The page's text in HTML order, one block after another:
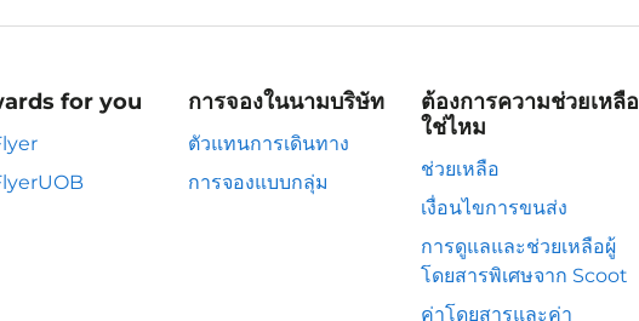
for you การจองในนามบริษัท
ตัวแทนการเดินทาง
การจองแบบกลุ่ม
ต้องการความช่วยเหลือ
ใช่ไหม
ช่วยเหลือ
เงื่อนไขการขนส่ง
การดูแลและช่วยเหลือผู้
โดยสารพิเศษจาก Scoot
ค่าโดยสารและค่า